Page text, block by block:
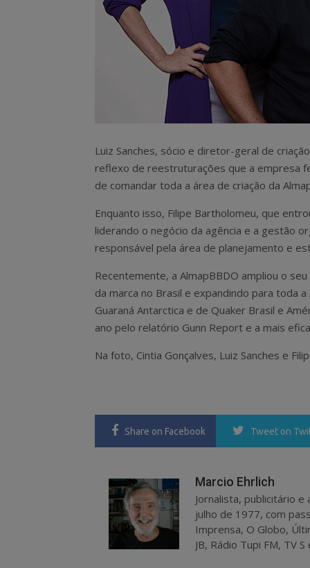
Luiz Sanches, sócio e diretor-geral de
reflexo de reestruturações que a empresa
de comandar toda a área de criação da
Enquanto isso, Filipe Bartholomeu, que
liderando o negócio da agência e a gestão
responsável pela área de planejamento e
Recentemente, a AlmapBBDO ampliou o
da marca no Brasil e expandindo para toda
Guaraná Antarctica e de Quaker Brasil e
ano pelo relatório Gunn Report e a mais
Na foto, Cintia Gonçalves, Luiz Sanches e
Share on Facebook Tweet on
Marcio Ehrlich
Jornalista, publicitário
julho de 1977, com
Imprensa, O Globo,
JB, Rádio Tupi FM, TV S